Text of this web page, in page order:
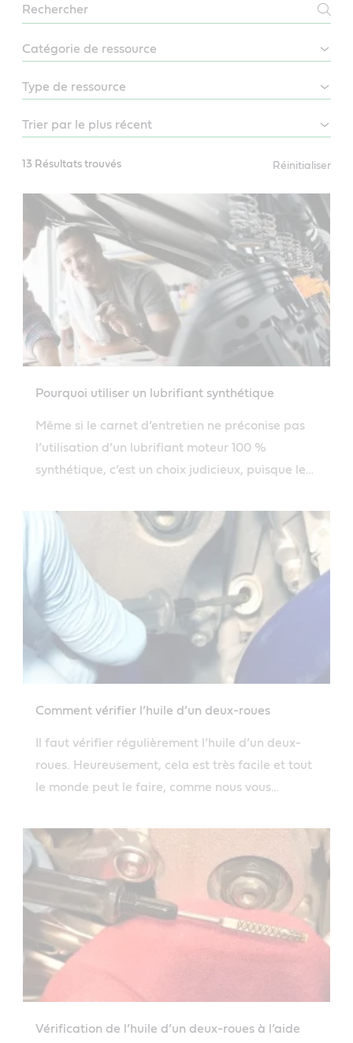
LEARN
13 Résultats trouvés Réinitialiser
Pourquoi utiliser un lubrifiant synthétique
Même si le carnet d’entretien ne préconise pas
l’utilisation d’un lubrifiant moteur 100 %
synthétique, c’est un choix judicieux, puisque les
meilleure protection possible pour tous les
Comment vérifier l’huile d’un deux-roues
Il faut vérifier régulièrement l’huile d’un deux-
roues. Heureusement, cela est très facile et tout
le monde peut le faire, comme nous vous
Vérification de l’huile d’un deux-roues à l’aide